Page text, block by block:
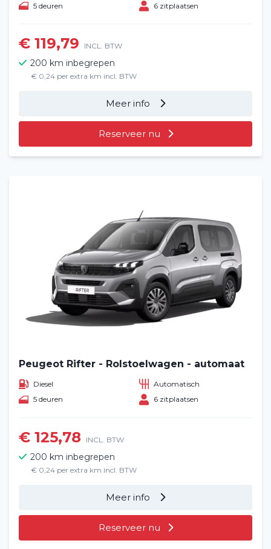
Home
Voertuig huren
Lange termijn
Over ons
5 deuren
6 zitplaatsen
€ 119,79 INCL. BTW
200 km inbegrepen
€ 0,24 per extra km incl. BTW
Meer info
Reserveer nu
Peugeot Rifter - Rolstoelwagen - automaat
Diesel
Automatisch
5 deuren
6 zitplaatsen
€ 125,78 INCL. BTW
200 km inbegrepen
€ 0,24 per extra km incl. BTW
Meer info
Reserveer nu